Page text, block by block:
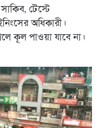
টেস্টে
অধিকারী।
কূল পাওয়া যাবে না।